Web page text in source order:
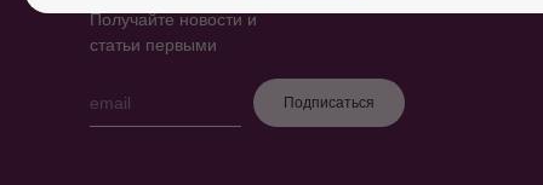
Получайте новости и
статьи первыми
Подписаться